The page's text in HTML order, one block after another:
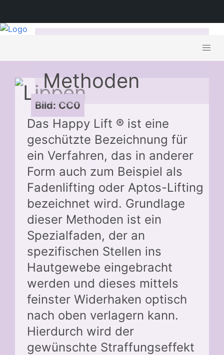
Bild: CC0
Methoden
Das Happy Lift ® ist eine
geschützte Bezeichnung für
ein Verfahren, das in anderer
Form auch zum Beispiel als
Fadenlifting oder Aptos-Lifting
bezeichnet wird. Grundlage
dieser Methoden ist ein
Spezialfaden, der an
spezifischen Stellen ins
Hautgewebe eingebracht
werden und dieses mittels
feinster Widerhaken optisch
nach oben verlagern kann.
Hierdurch wird der
gewünschte Straffungseffekt